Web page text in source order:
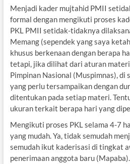
Menjadi kader mujtahid PMII
formal dengan mengikuti proses
PKL PMII setidak-tidaknya
Memang (sependek yang saya
khusus berkenaan dengan berapa
tetapi, jika dilihat dari aturan
Pimpinan Nasional (Muspimnas), di
yang perlu tersampaikan dengan
ditentukan pada setiap materi.
ukuran terkait berapa hari yang
Mengikuti proses PKL selama 4-7
yang mudah. Ya, tidak semudah
semudah ikut kaderisasi di tingkat
penerimaan anggota baru